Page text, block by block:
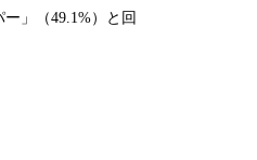
」（49.1%）と回